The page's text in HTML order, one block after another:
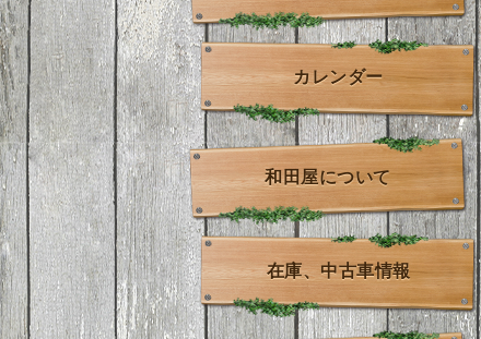
カレンダー
和田屋について
在庫、中古車情報